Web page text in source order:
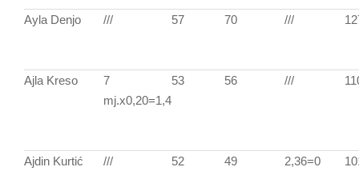
Ayla Denjo /// 57 70 ///
Ajla Kreso
7
mj.x0,20=1,4
53 56 ///
Ajdin Kurtić /// 52 49 2,36=0